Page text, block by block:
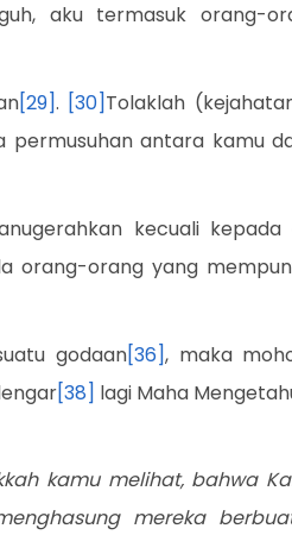
aku termasuk orang-
[29]. [30]Tolaklah
permusuhan antara kamu
kecuali kepada
orang-orang yang
godaan[36], maka
[38] lagi Maha
kamu melihat, bahwa
mereka